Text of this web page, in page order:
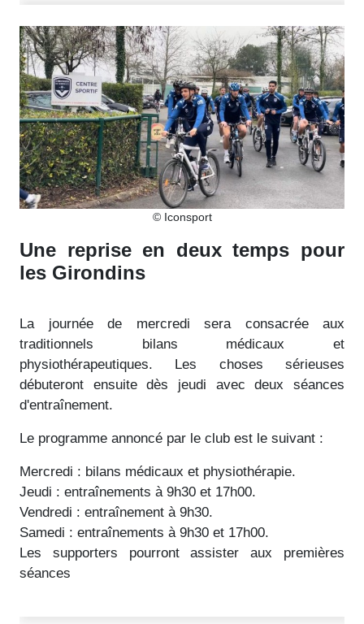
© Iconsport
Une reprise en deux temps pour
les Girondins
La journée de mercredi sera consacrée aux
traditionnels bilans médicaux et
physiothérapeutiques. Les choses sérieuses
débuteront ensuite dès jeudi avec deux séances
d'entraînement.
Le programme annoncé par le club est le suivant :
Mercredi : bilans médicaux et physiothérapie.
Jeudi : entraînements à 9h30 et 17h00.
Vendredi : entraînement à 9h30.
Samedi : entraînements à 9h30 et 17h00.
Les supporters pourront assister aux premières
séances